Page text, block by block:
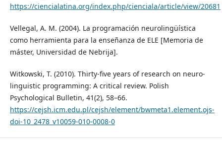
https://ciencialatina.org/index.php/cienciala/article/view/20681
Vellegal, A. M. (2004). La programación neurolingüística
como herramienta para la enseñanza de ELE [Memoria de
máster, Universidad de Nebrija].
Witkowski, T. (2010). Thirty-five years of research on neuro-
linguistic programming: A critical review. Polish
Psychological Bulletin, 41(2), 58–66.
https://cejsh.icm.edu.pl/cejsh/element/bwmeta1.element.ojs-
doi-10_2478_v10059-010-0008-0